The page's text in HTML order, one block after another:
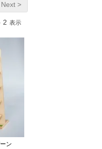
Next >
2 表示
ン